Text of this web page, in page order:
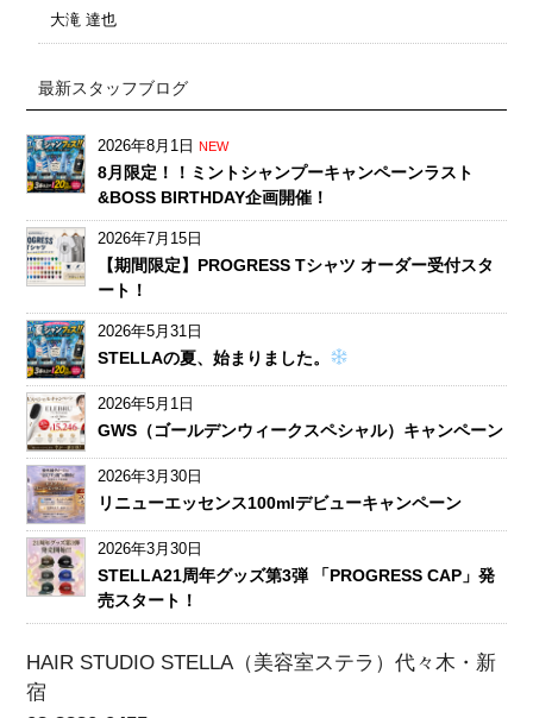
大滝 達也
最新スタッフブログ
2026年8月1日 NEW
8月限定！！ミントシャンプーキャンペーンラスト
&BOSS BIRTHDAY企画開催！
2026年7月15日
【期間限定】PROGRESS Tシャツ オーダー受付スタ
ート！
2026年5月31日
STELLAの夏、始まりました。
2026年5月1日
GWS（ゴールデンウィークスペシャル）キャンペーン
2026年3月30日
リニューエッセンス100mlデビューキャンペーン
2026年3月30日
STELLA21周年グッズ第3弾 「PROGRESS CAP」発
売スタート！
HAIR STUDIO STELLA（美容室ステラ）代々木・新
宿